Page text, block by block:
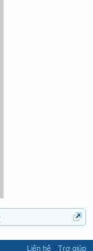
Liên hệ Trợ giúp